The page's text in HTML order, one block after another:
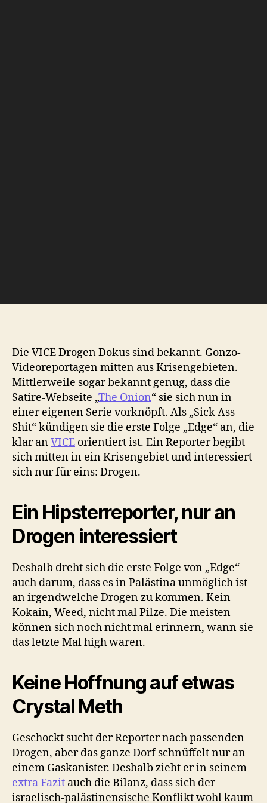
Die VICE Drogen Dokus sind bekannt. Gonzo-
Videoreportagen mitten aus Krisengebieten.
Mittlerweile sogar bekannt genug, dass die
Satire-Webseite „The Onion“ sie sich nun in
einer eigenen Serie vorknöpft. Als „Sick Ass
Shit“ kündigen sie die erste Folge „Edge“ an, die
klar anVICE orientiert ist. Ein Reporter begibt
sich mitten in ein Krisengebiet und interessiert
sich nur für eins: Drogen.
Ein Hipsterreporter, nur an
Drogen interessiert
Deshalb dreht sich die erste Folge von „Edge“
auch darum, dass es in Palästina unmöglich ist
an irgendwelche Drogen zu kommen. Kein
Kokain, Weed, nicht mal Pilze. Die meisten
können sich noch nicht mal erinnern, wann sie
das letzte Mal high waren.
Keine Hoffnung auf etwas
Crystal Meth
Geschockt sucht der Reporter nach passenden
Drogen, aber das ganze Dorf schnüffelt nur an
einem Gaskanister. Deshalb zieht er in seinem
extra Fazit auch die Bilanz, dass sich der
israelisch-palästinensische Konflikt wohl kaum